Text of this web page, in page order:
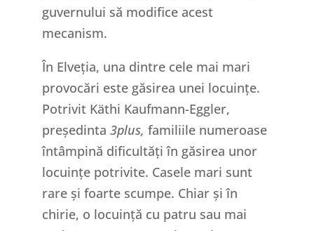
guvernului să modifice acest
mecanism.
În Elveția, una dintre cele mai mari
provocări este găsirea unei locuințe.
Potrivit Käthi Kaufmann-Eggler,
președinta 3plus, familiile numeroase
întâmpină dificultăți în găsirea unor
locuințe potrivite. Casele mari sunt
rare și foarte scumpe. Chiar și în
chirie, o locuință cu patru sau mai